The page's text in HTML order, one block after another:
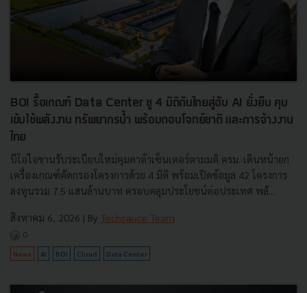
BOI รื้อเกณฑ์ Data Center ชู 4 มิติดันไทยสู่ฮับ AI ยั่งยืน คุม
เข้มใช้พลังงาน ทรัพยากรน้ำ พร้อมตอบโจทย์ชาติ และการจ้างงาน
ไทย
บีโอไอขานรับระเบียบใหม่คุมดาต้าเซ็นเตอร์ตามมติ ครม. เดินหน้ายก
เครื่องเกณฑ์คัดกรองโครงการด้วย 4 มิติ พร้อมเปิดข้อมูล 42 โครงการ
ลงทุนรวม 7.5 แสนล้านบาท ครอบคลุมประโยชน์ต่อประเทศ พลั...
สิงหาคม 6, 2026 | By Techsauce Team
0
News AI BOI Cloud Data Center